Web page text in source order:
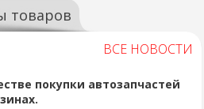
товаров
ВСЕ НОВОСТИ
покупки автозапчастей